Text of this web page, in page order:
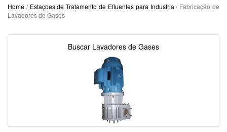
Home / Estaçoes de Tratamento de Efluentes para Industria / Fabricação de
Lavadores de Gases
Buscar Lavadores de Gases